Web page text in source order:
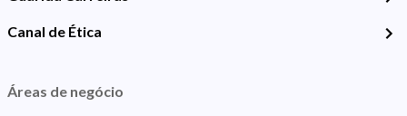
Canal de Ética
Áreas de negócio